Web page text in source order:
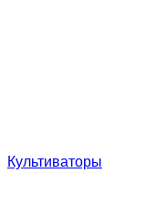
Культиваторы